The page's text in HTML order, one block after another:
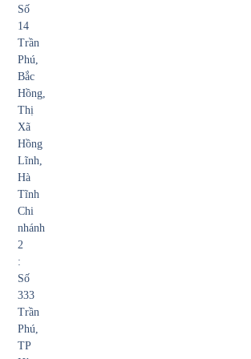
Số
14
Trần
Phú,
Bắc
Hồng,
Thị
Xã
Hồng
Lĩnh,
Hà
Tĩnh
Chi
nhánh
2
:
Số
333
Trần
Phú,
TP